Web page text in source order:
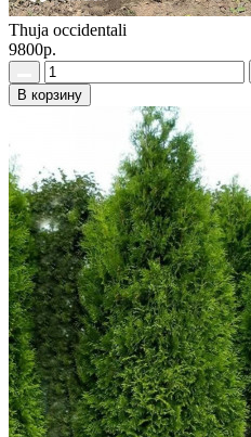
Thuja occidentali
9800р.
В корзину